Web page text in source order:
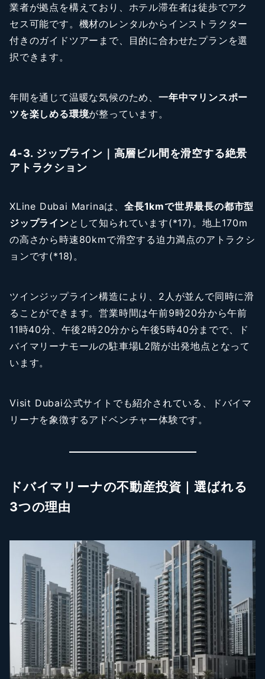
業者が拠点を構えており、ホテル滞在者は徒歩でアク
セス可能です。機材のレンタルからインストラクター
付きのガイドツアーまで、目的に合わせたプランを選
択できます。
年間を通じて温暖な気候のため、 一年中マリンスポー
ツを楽しめる環境が整っています。
4-3. ジップライン｜高層ビル間を滑空する絶景
アトラクション
XLine Dubai Marinaは、 全長1kmで世界最長の都市型
ジップラインとして知られています(*17)。地上170m
の高さから時速80kmで滑空する迫力満点のアトラクシ
ョンです(*18)。
ツインジップライン構造により、2人が並んで同時に滑
ることができます。営業時間は午前9時20分から午前
11時40分、午後2時20分から午後5時40分までで、ド
バイマリーナモールの駐車場L2階が出発地点となって
います。
Visit Dubai公式サイトでも紹介されている、ドバイマ
リーナを象徴するアドベンチャー体験です。
ドバイマリーナの不動産投資｜選ばれる
3つの理由